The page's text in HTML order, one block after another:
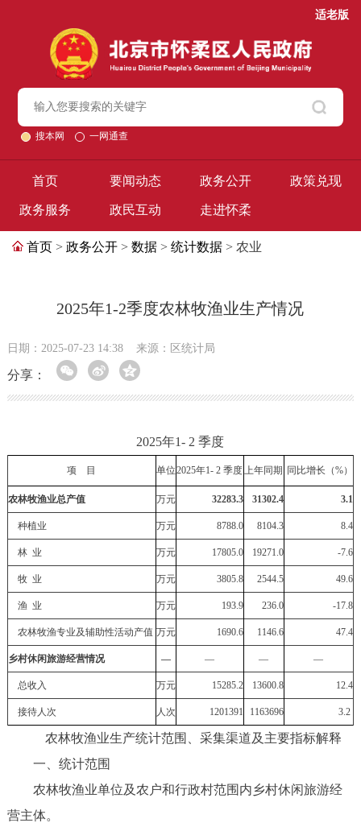
适老版
搜本网 一网通查
首页 要闻动态 政务公开 政策兑现
政务服务 政民互动 走进怀柔
首页 > 政务公开 > 数据 > 统计数据 > 农业
2025年1-2季度农林牧渔业生产情况
日期：2025-07-23 14:38 来源：区统计局
分享：
2025年1- 2 季度
项 目 单位2025年1- 2 季度上年同期 同比增长（%）
农林牧渔业总产值 万元 32283.3 31302.4 3.1
种植业 万元 8788.0 8104.3 8.4
林 业 万元 17805.0 19271.0 -7.6
牧 业 万元 3805.8 2544.5 49.6
渔 业 万元 193.9 236.0 -17.8
农林牧渔专业及辅助性活动产值 万元 1690.6 1146.6 47.4
乡村休闲旅游经营情况 — — — —
总收入 万元 15285.2 13600.8 12.4
接待人次 人次 1201391 1163696 3.2
农林牧渔业生产统计范围、采集渠道及主要指标解释
一、统计范围
农林牧渔业单位及农户和行政村范围内乡村休闲旅游经
营主体。